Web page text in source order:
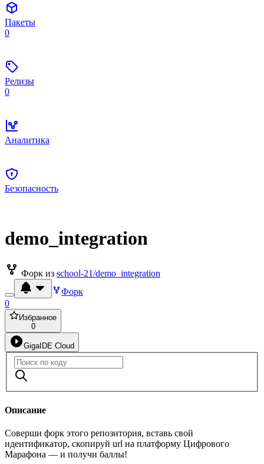
Пакеты
0
Релизы
0
Аналитика
Безопасность
demo_integration
Форк из school-21/demo_integration
Форк
0
Избранное
0
GigaIDE Cloud
Описание
Соверши форк этого репозитория, вставь свой
идентификатор, скопируй url на платформу Цифрового
Марафона — и получи баллы!